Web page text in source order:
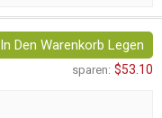
In Den Warenkorb Legen
sparen: $53.10